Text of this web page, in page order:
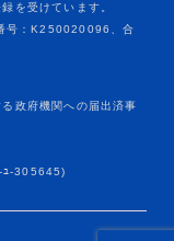
を受けています。
号：K250020096、合
政府機関への届出済事
ﾕ-305645)